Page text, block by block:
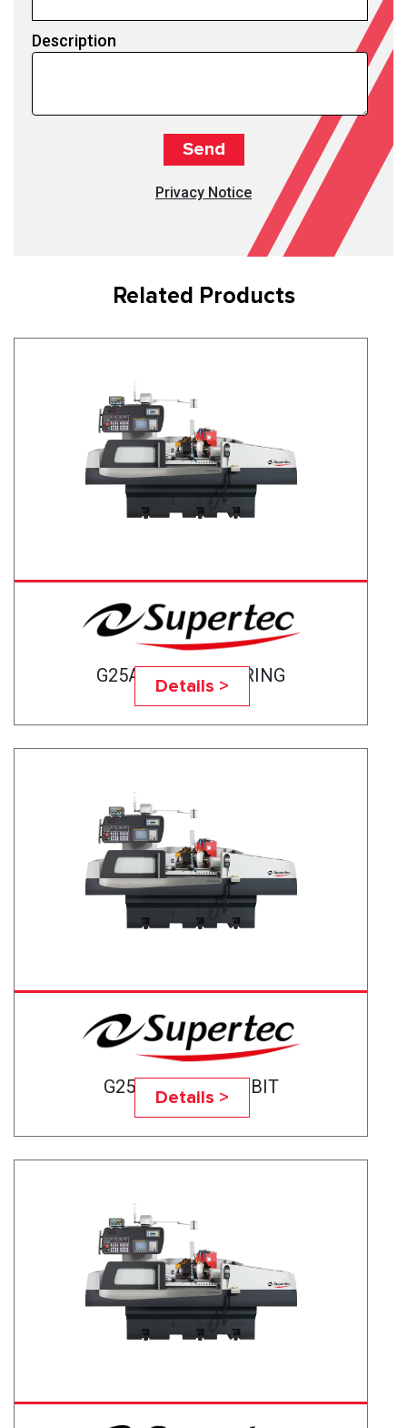
Description
Privacy Notice
Related Products
G25A-50CNC BEARING
Details >
G25A-50CNC BABBIT
Details >